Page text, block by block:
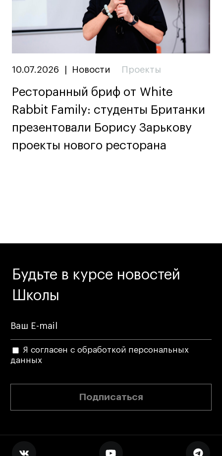
10.07.2026 Новости Проекты
Ресторанный бриф от White
Rabbit Family: студенты Британки
презентовали Борису Зарькову
проекты нового ресторана
Будьте в курсе новостей
Школы
Я согласен с обработкой персональных
данных
Подписаться